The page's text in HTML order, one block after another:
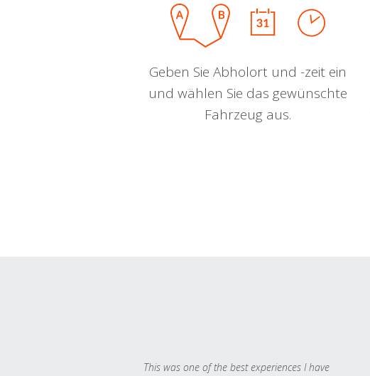
Geben Sie Abholort und -zeit ein
und wählen Sie das gewünschte
Fahrzeug aus.
This was one of the best experiences I have